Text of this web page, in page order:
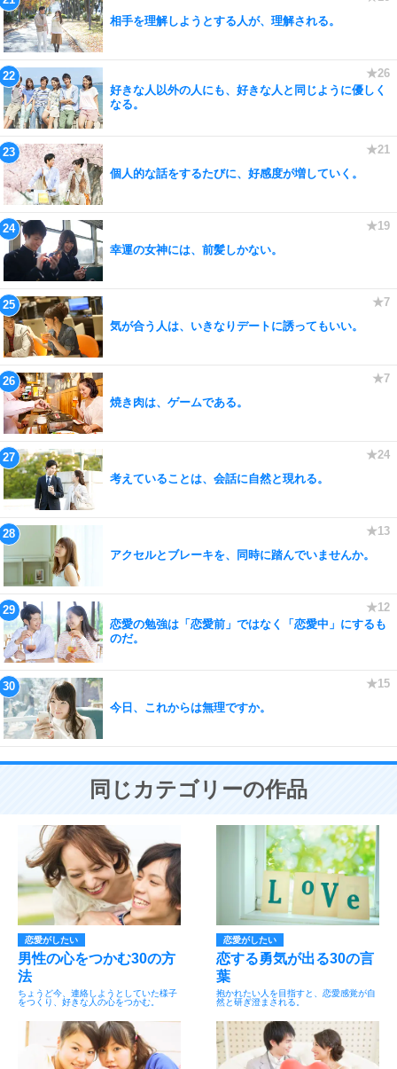
相手を理解しようとする人が、理解される。
好きな人以外の人にも、好きな人と同じように優しく
なる。
個人的な話をするたびに、好感度が増していく。
幸運の女神には、前髪しかない。
気が合う人は、いきなりデートに誘ってもいい。
焼き肉は、ゲームである。
考えていることは、会話に自然と現れる。
アクセルとブレーキを、同時に踏んでいませんか。
恋愛の勉強は「恋愛前」ではなく「恋愛中」にするも
のだ。
今日、これからは無理ですか。
同じカテゴリーの作品
恋愛がしたい
男性の心をつかむ30の方
法
ちょうど今、連絡しようとしていた様子
をつくり、好きな人の心をつかむ。
恋愛がしたい
恋する勇気が出る30の言
葉
抱かれたい人を目指すと、恋愛感覚が自
然と研ぎ澄まされる。